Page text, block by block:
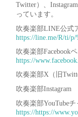
Twitter）、
っています。
吹奏楽部LINE公式
https://line.me/R/ti/p/
吹奏楽部Facebook
https://
吹奏楽部X（旧
吹奏楽部
吹奏楽部YouTube
https://https://